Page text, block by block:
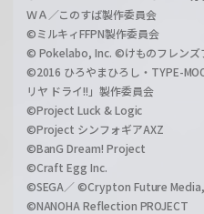
ＷＡ／このすば製作委員会
©ミルキィFFPN製作委員会
© Pokelabo, Inc. ©けものフレンズ
©2016 ひろやまひろし・TYPE-
リヤ ドライ!!」製作委員会
©Project Luck & Logic
©Project シンフォギアAXZ
©BanG Dream! Project
©Craft Egg Inc.
©SEGA／ ©Crypton Future
©NANOHA Reflection PROJECT